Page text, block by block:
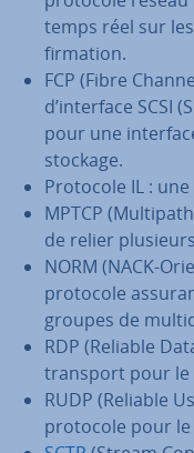
temps réel sur
fir­ma­tion.
FCP (Fibre
d’interface SCSI
pour une
stockage.
Protocole IL :
MPTCP
de relier
NORM (NACK-
protocole
groupes de
RDP (Reliable
transport pour le
RUDP (Reliable
protocole pour le